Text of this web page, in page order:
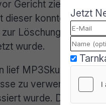
Gericht ziehen muss,
dieser konnte dieRIAA
Löschung einer
wurde.
lief MP3Skull weiter
zu verwenden, da
wurde. Dann aber
Jetzt